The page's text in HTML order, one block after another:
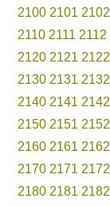
2100 2101 2102
2110 2111 2112
2120 2121 2122
2130 2131 2132
2140 2141 2142
2150 2151 2152
2160 2161 2162
2170 2171 2172
2180 2181 2182